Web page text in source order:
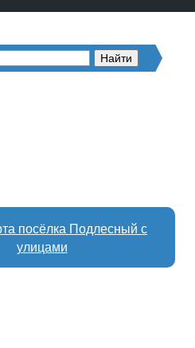
посёлка Подлесный с
улицами